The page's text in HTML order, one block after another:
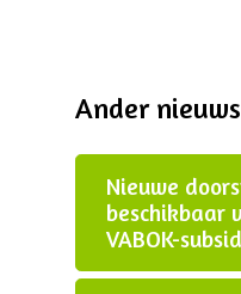
Ander nieuws
Nieuwe
beschikbaar
VABOK-